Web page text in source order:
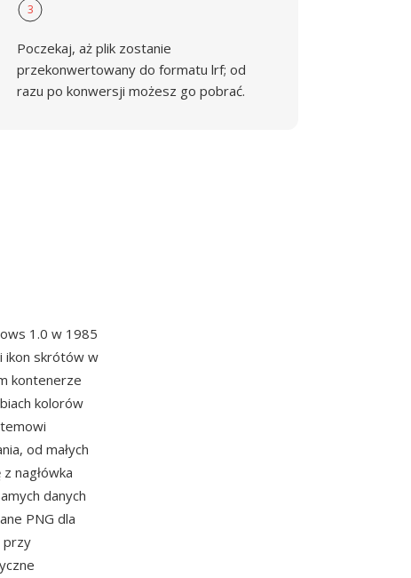
3
Poczekaj, aż plik zostanie
przekonwertowany do formatu lrf; od
razu po konwersji możesz go pobrać.
1.0 w 1985
ikon skrótów w
kontenerze
kolorów
od małych
nagłówka
danych
PNG dla
przy